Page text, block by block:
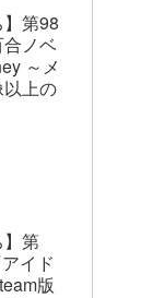
】第98
ノベ
～メ
上の
】第
イド
版